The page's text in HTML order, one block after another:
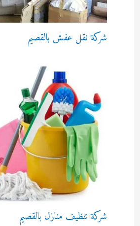
شركة نقل عفش بالقصيم
شركة تنظيف منازل بالقصيم